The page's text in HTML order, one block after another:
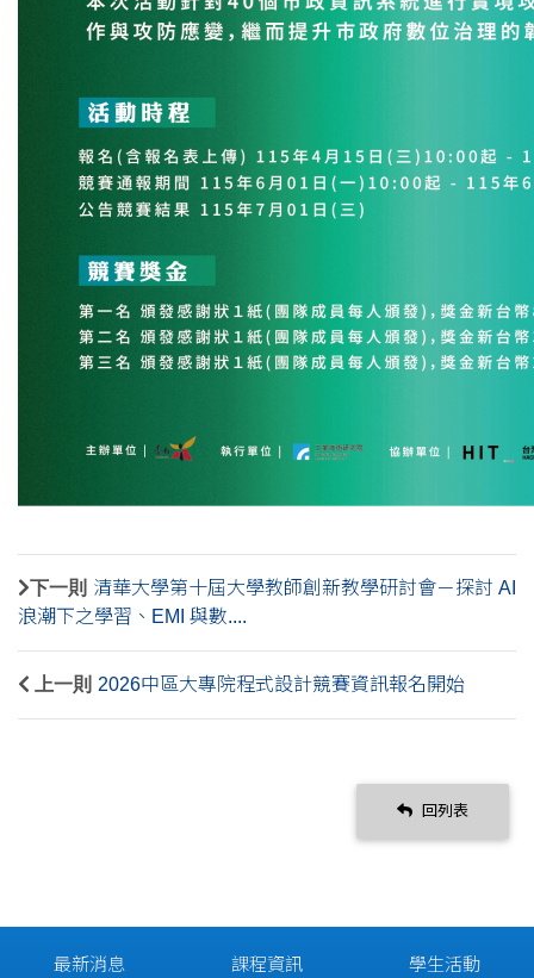
下一則 清華大學第十屆大學教師創新教學研討會－探討 AI
浪潮下之學習、EMI 與數....
上一則 2026中區大專院程式設計競賽資訊報名開始
回列表
最新消息 課程資訊 學生活動